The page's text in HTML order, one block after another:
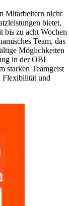
Mitarbeitern nicht
bietet,
bis zu acht Wochen
Team, das
Möglichkeiten
in der OBI
starken Teamgeist
Flexibilität und